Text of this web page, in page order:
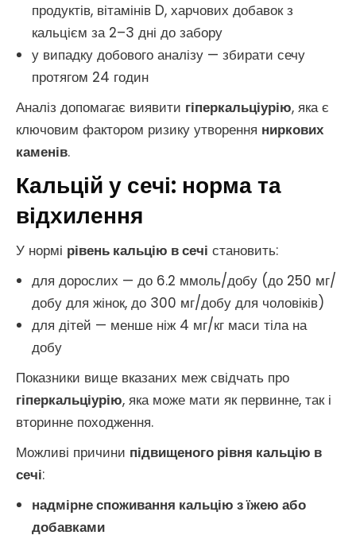
продуктів, вітамінів D, харчових добавок з
кальцієм за 2–3 дні до забору
у випадку добового аналізу — збирати сечу
протягом 24 годин
Аналіз допомагає виявити гіперкальціурію, яка є
ключовим фактором ризику утворення ниркових
каменів.
Кальцій у сечі: норма та
відхилення
У нормі рівень кальцію в сечі становить:
для дорослих — до 6.2 ммоль/добу (до 250 мг/
добу для жінок, до 300 мг/добу для чоловіків)
для дітей — менше ніж 4 мг/кг маси тіла на
добу
Показники вище вказаних меж свідчать про
гіперкальціурію, яка може мати як первинне, так і
вторинне походження.
Можливі причини підвищеного рівня кальцію в
сечі:
надмірне споживання кальцію з їжею або
добавками